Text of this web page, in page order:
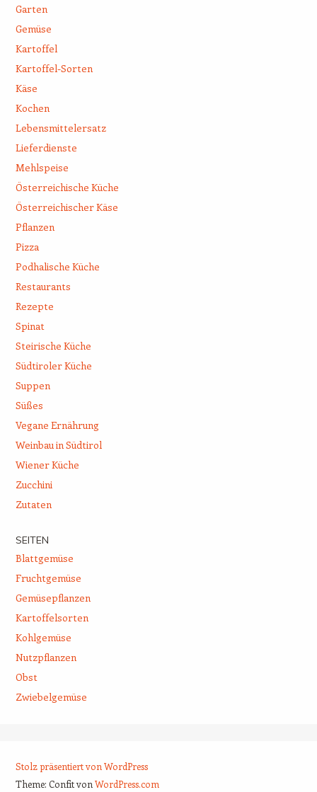
Garten
Gemüse
Kartoffel
Kartoffel-Sorten
Käse
Kochen
Lebensmittelersatz
Lieferdienste
Mehlspeise
Österreichische Küche
Österreichischer Käse
Pflanzen
Pizza
Podhalische Küche
Restaurants
Rezepte
Spinat
Steirische Küche
Südtiroler Küche
Suppen
Süßes
Vegane Ernährung
Weinbau in Südtirol
Wiener Küche
Zucchini
Zutaten
SEITEN
Blattgemüse
Fruchtgemüse
Gemüsepflanzen
Kartoffelsorten
Kohlgemüse
Nutzpflanzen
Obst
Zwiebelgemüse
Stolz präsentiert von WordPress
Theme: Confit von WordPress.com